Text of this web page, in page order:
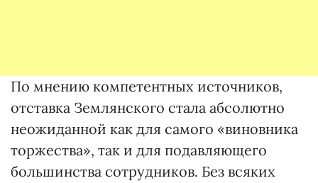
По мнению компетентных источников,
отставка Землянского стала абсолютно
неожиданной как для самого «виновника
торжества», так и для подавляющего
большинства сотрудников. Без всяких